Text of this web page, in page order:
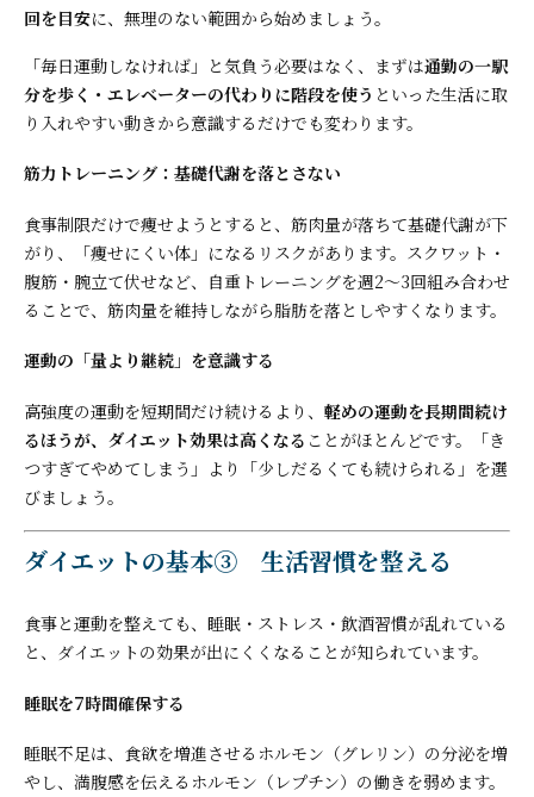
回を目安に、無理のない範囲から始めましょう。
「毎日運動しなければ」と気負う必要はなく、まずは通勤の一駅
分を歩く・エレベーターの代わりに階段を使う といった生活に取
り入れやすい動きから意識するだけでも変わります。
筋力トレーニング：基礎代謝を落とさない
食事制限だけで痩せようとすると、筋肉量が落ちて基礎代謝が下
がり、「痩せにくい体」になるリスクがあります。スクワット・
腹筋・腕立て伏せなど、自重トレーニングを週2〜3回組み合わせ
ることで、筋肉量を維持しながら脂肪を落としやすくなります。
運動の「量より継続」を意識する
高強度の運動を短期間だけ続けるより、 軽めの運動を長期間続け
るほうが、ダイエット効果は高くなる ことがほとんどです。「き
つすぎてやめてしまう」より「少しだるくても続けられる」を選
びましょう。
ダイエットの基本③ 生活習慣を整える
食事と運動を整えても、睡眠・ストレス・飲酒習慣が乱れている
と、ダイエットの効果が出にくくなることが知られています。
睡眠を7時間確保する
睡眠不足は、食欲を増進させるホルモン（グレリン）の分泌を増
やし、満腹感を伝えるホルモン（レプチン）の働きを弱めます。